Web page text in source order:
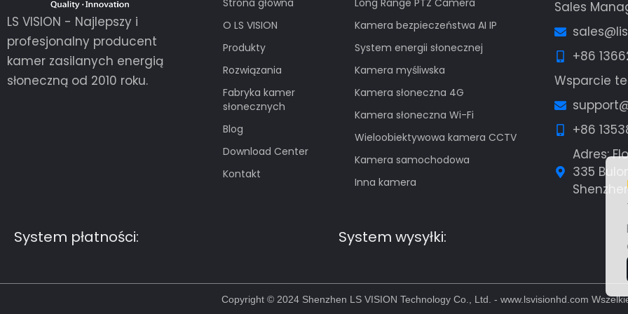
LS VISION - Najlepszy i
profesjonalny producent
kamer zasilanych energią
słoneczną od 2010 roku.
Strona główna
O LS VISION
Produkty
Rozwiązania
Fabryka kamer
słonecznych
Blog
Download Center
Kontakt
Long Range PTZ Camera
Kamera bezpieczeństwa AI IP
System energii słonecznej
Kamera myśliwska
Kamera słoneczna 4G
Kamera słoneczna Wi-Fi
Wieloobiektywowa kamera CCTV
Kamera samochodowa
Inna kamera
Sales
+86
Wsparcie
+86
Adres:
335
System płatności: System wysyłki:
Copyright © 2024 Shenzhen LS VISION Technology Co., Ltd. - www.lsvisionhd.com